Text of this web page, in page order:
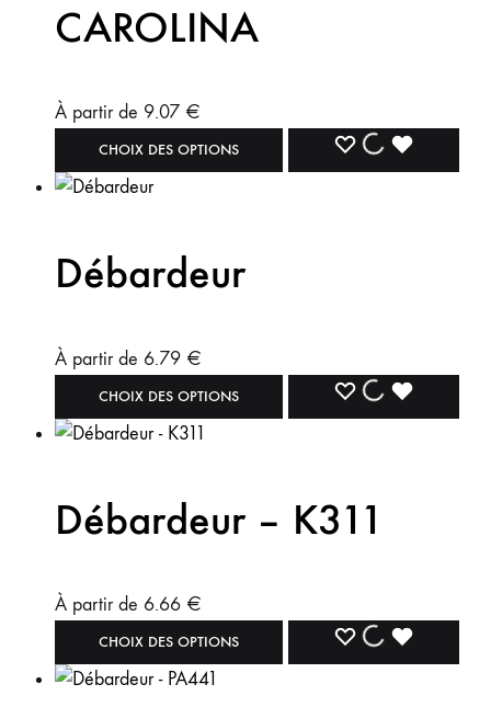
CAROLINA
À partir de 9.07 €
CHOIX DES OPTIONS
Débardeur
À partir de 6.79 €
CHOIX DES OPTIONS
Débardeur – K311
À partir de 6.66 €
CHOIX DES OPTIONS